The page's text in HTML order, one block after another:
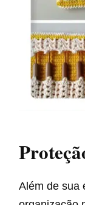
Além de sua